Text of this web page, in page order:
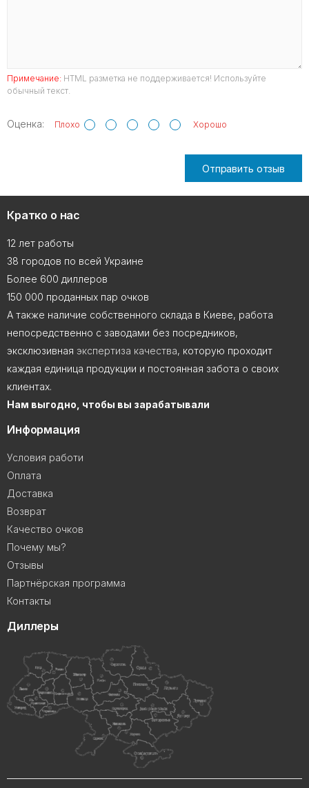
Примечание: HTML разметка не поддерживается! Используйте
обычный текст.
Оценка: Плохо Хорошо
Отправить отзыв
Кратко о нас
12 лет работы
38 городов по всей Украине
Более 600 диллеров
150 000 проданных пар очков
А также наличие собственного склада в Киеве, работа
непосредственно с заводами без посредников,
эксклюзивная экспертиза качества, которую проходит
каждая единица продукции и постоянная забота о своих
клиентах.
Нам выгодно, чтобы вы зарабатывали
Информация
Условия работи
Оплата
Доставка
Возврат
Качество очков
Почему мы?
Отзывы
Партнёрская программа
Контакты
Диллеры